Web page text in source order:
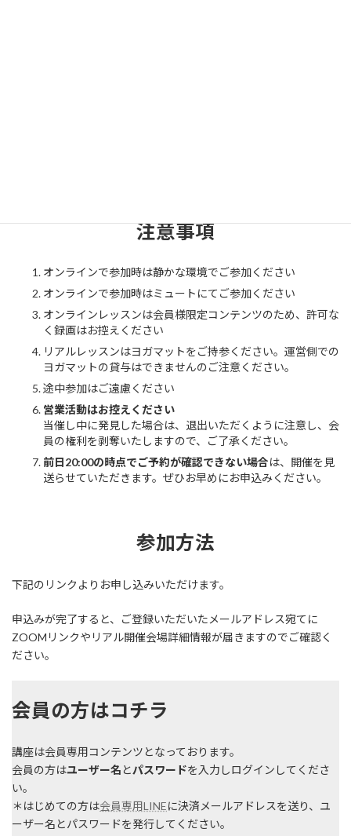
注意事項
オンラインで参加時は静かな環境でご参加ください
オンラインで参加時はミュートにてご参加ください
オンラインレッスンは会員様限定コンテンツのため、許可な
く録画はお控えください
リアルレッスンはヨガマットをご持参ください。運営側での
ヨガマットの貸与はできませんのご注意ください。
途中参加はご遠慮ください
営業活動はお控えください
当催し中に発見した場合は、退出いただくように注意し、会
員の権利を剥奪いたしますので、ご了承ください。
前日20:00の時点でご予約が確認できない場合は、開催を見
送らせていただきます。ぜひお早めにお申込みください。
参加方法
下記のリンクよりお申し込みいただけます。
申込みが完了すると、ご登録いただいたメールアドレス宛てに
ZOOMリンクやリアル開催会場詳細情報が届きますのでご確認く
ださい。
会員の方はコチラ
講座は会員専用コンテンツとなっております。
会員の方はユーザー名 とパスワードを入力しログインしてくださ
い。
＊はじめての方は会員専用LINEに決済メールアドレスを送り、ユ
ーザー名とパスワードを発行してください。